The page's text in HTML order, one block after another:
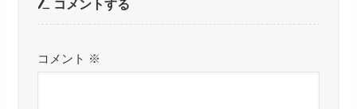
コメントする
コメント ※